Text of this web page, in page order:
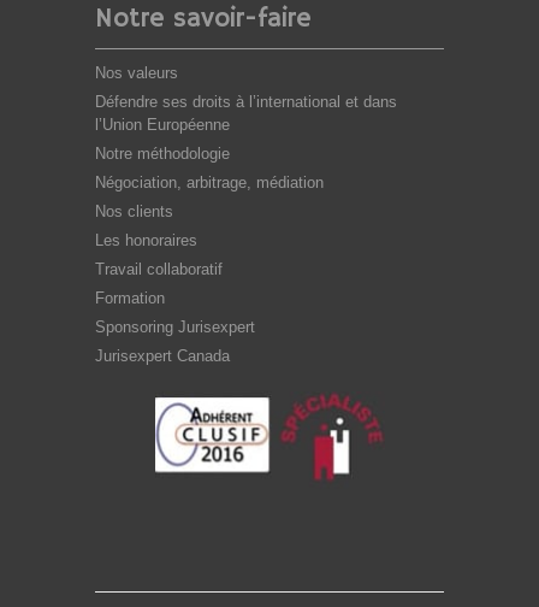
Notre savoir-faire
Nos valeurs
Défendre ses droits à l’international et dans
l’Union Européenne
Notre méthodologie
Négociation, arbitrage, médiation
Nos clients
Les honoraires
Travail collaboratif
Formation
Sponsoring Jurisexpert
Jurisexpert Canada